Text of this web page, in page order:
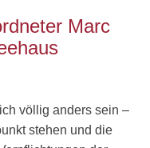
Marc
völlig anders sein –
stehen und die